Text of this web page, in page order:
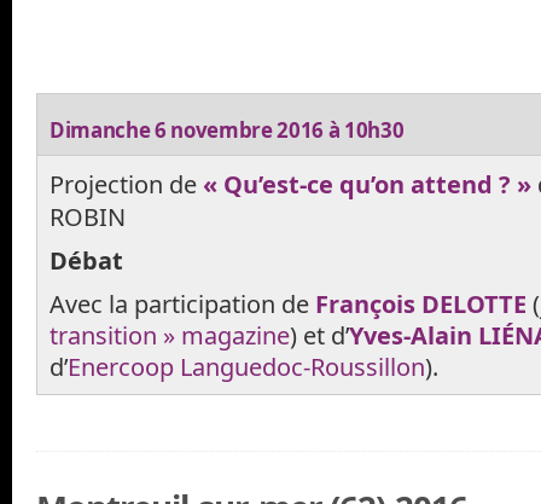
Dimanche 6 novembre 2016 à 10h30
Projection de « Qu’est-ce qu’on attend ? »
ROBIN
Débat
Avec la participation de François DELOTTE
transition » magazine) et d’Yves-Alain
d’Enercoop Languedoc-Roussillon).